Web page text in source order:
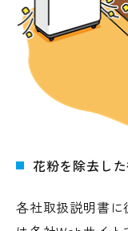
花粉を除去し
各社取扱説明書